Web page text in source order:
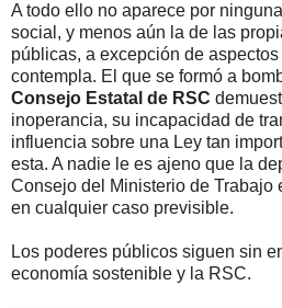
A todo ello no aparece por
social, y menos aún la de las
públicas, a excepción de
contempla. El que se formó a
Consejo Estatal de RSC
inoperancia, su incapacidad de
influencia sobre una Ley tan
esta. A nadie le es ajeno que la
Consejo del Ministerio de Trabajo
en cualquier caso previsible.
Los poderes públicos siguen sin
economía sostenible y la RSC.